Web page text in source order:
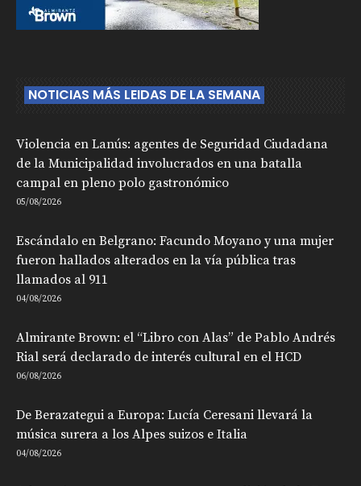
NOTICIAS MÁS LEIDAS DE LA SEMANA
Violencia en Lanús: agentes de Seguridad Ciudadana
de la Municipalidad involucrados en una batalla
campal en pleno polo gastronómico
05/08/2026
Escándalo en Belgrano: Facundo Moyano y una mujer
fueron hallados alterados en la vía pública tras
llamados al 911
04/08/2026
Almirante Brown: el “Libro con Alas” de Pablo Andrés
Rial será declarado de interés cultural en el HCD
06/08/2026
De Berazategui a Europa: Lucía Ceresani llevará la
música surera a los Alpes suizos e Italia
04/08/2026